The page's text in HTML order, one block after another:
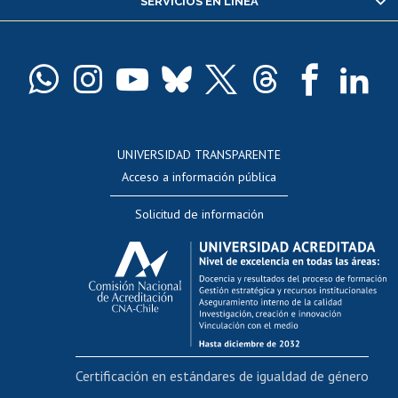
Pago de arancel y crédito alumnos
Docentes
Evaluación docente
Calificación académica
Postulación al AUCAI
Funcionarias/os
Cursos internos de capacitación
Bienestar del personal
Portal de movilidad interna
UNIVERSIDAD TRANSPARENTE
Acceso a información pública
Solicitud de información
Certificación en estándares de igualdad de género